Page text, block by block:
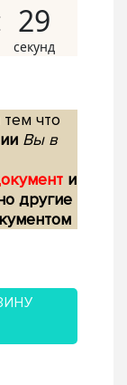
28
что
Вы в
и
другие